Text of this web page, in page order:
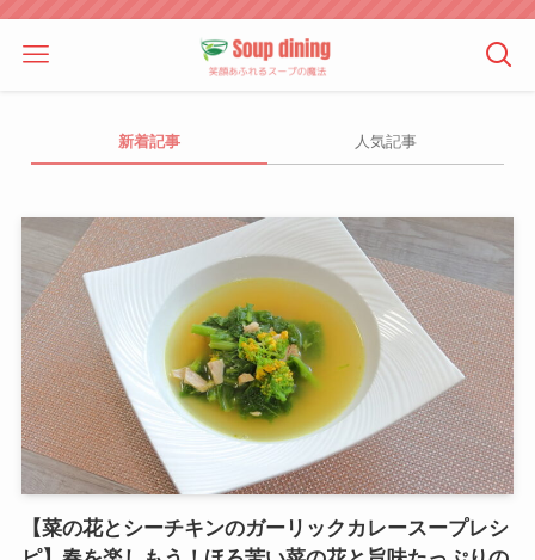
新着記事 人気記事
【菜の花とシーチキンのガーリックカレースープレシ